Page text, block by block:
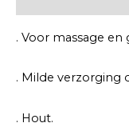
. Voor massage en
. Milde verzorging
. Hout.